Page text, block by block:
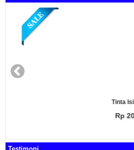
Tinta Isi Ulang
Rp 20.000